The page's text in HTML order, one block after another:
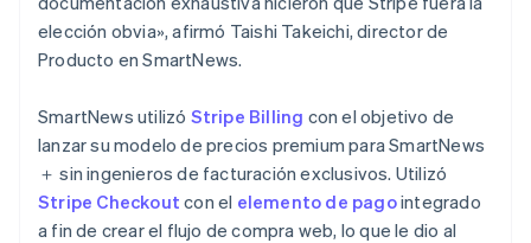
elección obvia», afirmó Taishi Takeichi, director de
Producto en SmartNews.
SmartNews utilizó Stripe Billing con el objetivo de
lanzar su modelo de precios premium para SmartNews
＋ sin ingenieros de facturación exclusivos. Utilizó
Stripe Checkout con el elemento de pagointegrado
a fin de crear el flujo de compra web, lo que le dio al